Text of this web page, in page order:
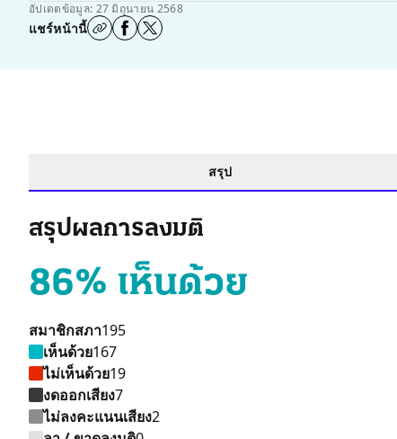
อัปเดตข้อมูล: 27 มิถุนายน 2568
แชร์หน้านี้
สรุป
สรุปผลการลงมติ
86% เห็นด้วย
สมาชิกสภา195
เห็นด้วย167
ไม่เห็นด้วย19
งดออกเสียง7
ไม่ลงคะแนนเสียง2